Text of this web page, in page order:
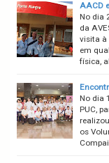
AACD
No dia
da
visita à
em
física,
No dia
PUC,
os